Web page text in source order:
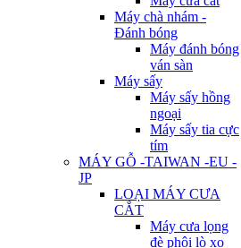
Máy chà nhám -
Đánh bóng
Máy đánh bóng
ván sàn
Máy sấy
Máy sấy hồng
ngoại
Máy sấy tia cực
tím
MÁY GỖ -TAIWAN -EU -
JP
LOẠI MÁY CƯA
CẮT
Máy cưa lọng
đè phôi lò xo